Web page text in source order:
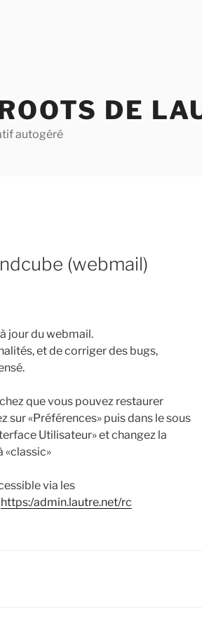
DE
autogéré
(webmail)
jour du webmail.
et de corriger des bugs,
que vous pouvez restaurer
sur «Préférences» puis dans le sous
Utilisateur» et changez la
«classic»
via les
https:/admin.lautre.net/rc